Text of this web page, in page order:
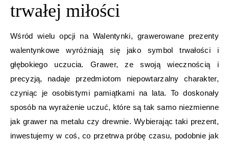
trwałej miłości
Wśród wielu opcji na Walentynki, grawerowane prezenty
walentynkowe wyróżniają się jako symbol trwałości i
głębokiego uczucia. Grawer, ze swoją wiecznością i
precyzją, nadaje przedmiotom niepowtarzalny charakter,
czyniąc je osobistymi pamiątkami na lata. To doskonały
sposób na wyrażenie uczuć, które są tak samo niezmienne
jak grawer na metalu czy drewnie. Wybierając taki prezent,
inwestujemy w coś, co przetrwa próbę czasu, podobnie jak